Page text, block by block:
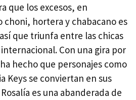
que los excesos, en
choni, hortera y chabacano es
que triunfa entre las chicas
Con una gira por
hecho que personajes como
Keys se conviertan en sus
es una abanderada de